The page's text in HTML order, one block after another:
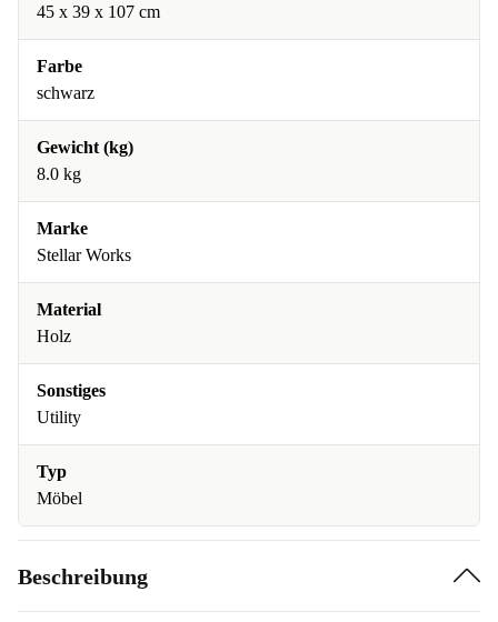
45 x 39 x 107 cm
Farbe
schwarz
Gewicht (kg)
8.0 kg
Marke
Stellar Works
Material
Holz
Sonstiges
Utility
Typ
Möbel
Beschreibung